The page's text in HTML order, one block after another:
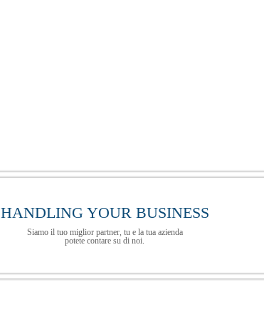
HANDLING YOUR BUSINESS
Siamo il tuo miglior partner, tu e la tua azienda
potete contare su di noi.